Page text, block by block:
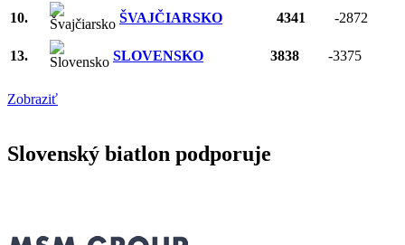
10.
ŠVAJČIARSKO 4341 -2872
13. SLOVENSKO 3838 -3375
Zobraziť
Slovenský biatlon podporuje